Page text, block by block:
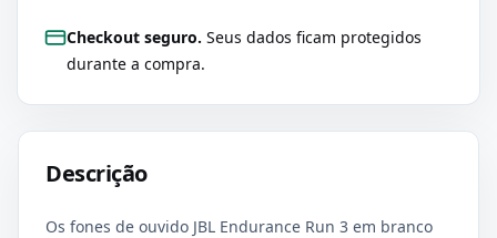
Checkout seguro. Seus dados ficam protegidos
durante a compra.
Descrição
Os fones de ouvido JBL Endurance Run 3 em branco